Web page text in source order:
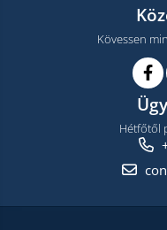
Kövessen
Hétfőtől